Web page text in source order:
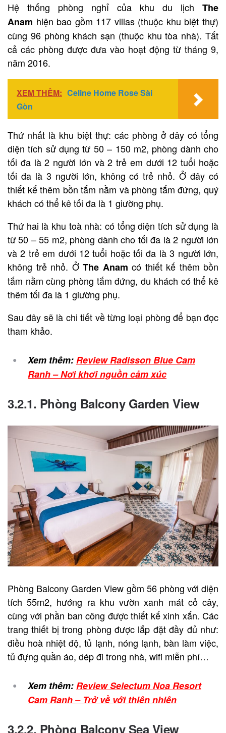
Hệ thống phòng nghỉ của khu du lịch The
Anam hiện bao gồm 117 villas (thuộc khu biệt thự)
cùng 96 phòng khách sạn (thuộc khu tòa nhà). Tất
cả các phòng được đưa vào hoạt động từ tháng 9,
năm 2016.
XEM THÊM: Celine Home Rose Sài
Gòn
Thứ nhất là khu biệt thự: các phòng ở đây có tổng
diện tích sử dụng từ 50 – 150 m2, phòng dành cho
tối đa là 2 người lớn và 2 trẻ em dưới 12 tuổi hoặc
tối đa là 3 người lớn, không có trẻ nhỏ. Ở đây có
thiết kế thêm bồn tắm nằm và phòng tắm đứng, quý
khách có thể kê tối đa là 1 giường phụ.
Thứ hai là khu toà nhà: có tổng diện tích sử dụng là
từ 50 – 55 m2, phòng dành cho tối đa là 2 người lớn
và 2 trẻ em dưới 12 tuổi hoặc tối đa là 3 người lớn,
không trẻ nhỏ. Ở The Anam có thiết kế thêm bồn
tắm nằm cùng phòng tắm đứng, du khách có thể kê
thêm tối đa là 1 giường phụ.
Sau đây sẽ là chi tiết về từng loại phòng để bạn đọc
tham khảo.
Xem thêm:Review Radisson Blue Cam
Ranh – Nơi khơi nguồn cảm xúc
3.2.1. Phòng Balcony Garden View
Phòng Balcony Garden View gồm 56 phòng với diện
tích 55m2, hướng ra khu vườn xanh mát cỏ cây,
cùng với phần ban công được thiết kế xinh xắn. Các
trang thiết bị trong phòng được lắp đặt đầy đủ như:
điều hoà nhiệt độ, tủ lạnh, nóng lạnh, bàn làm việc,
tủ đựng quần áo, dép đi trong nhà, wifi miễn phí…
Xem thêm:Review Selectum Noa Resort
Cam Ranh – Trở về với thiên nhiên
3.2.2. Phòng Balcony Sea View